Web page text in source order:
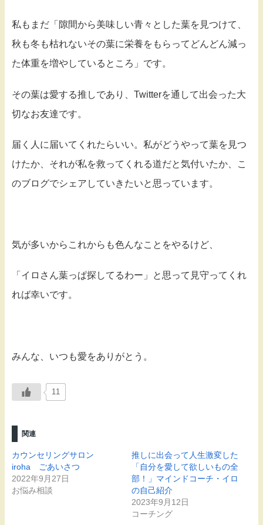
私もまだ「隙間から美味しい青々とした葉を見つけて、
秋も冬も枯れないその葉に栄養をもらってどんどん減っ
た体重を増やしているところ」です。
その葉は愛する推しであり、Twitterを通して出会った大
切なお友達です。
届く人に届いてくれたらいい。私がどうやって葉を見つ
けたか、それが私を救ってくれる道だと気付いたか、こ
のブログでシェアしていきたいと思っています。
気が多いからこれからも色んなことをやるけど、
「イロさん葉っぱ探してるわー」と思って見守ってくれ
れば幸いです。
みんな、いつも愛をありがとう。
11
関連
カウンセリングサロン
iroha ごあいさつ
2022年9月27日
お悩み相談
推しに出会って人生激変した
「自分を愛して欲しいもの全
部！」マインドコーチ・イロ
の自己紹介
2023年9月12日
コーチング